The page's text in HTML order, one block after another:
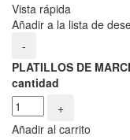
Vista rápida
Añadir a la lista de
-
PLATILLOS DE
cantidad
+
Añadir al carrito